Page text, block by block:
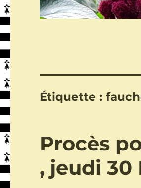
Étiquette :
Procès
, jeudi 30